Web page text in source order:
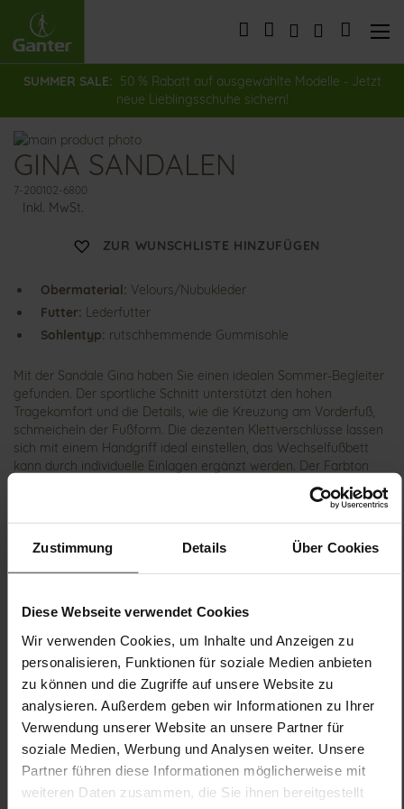
Zustimmung Details Über Cookies
Diese Webseite verwendet Cookies
Wir verwenden Cookies, um Inhalte und Anzeigen zu
personalisieren, Funktionen für soziale Medien anbieten
zu können und die Zugriffe auf unsere Website zu
analysieren. Außerdem geben wir Informationen zu Ihrer
Verwendung unserer Website an unsere Partner für
soziale Medien, Werbung und Analysen weiter. Unsere
Partner führen diese Informationen möglicherweise mit
weiteren Daten zusammen, die Sie ihnen bereitgestellt
Direkt
zum
Inhalt
Mein
SUMMER SALE: 50 % Rabatt auf ausgewählte Modelle - Jetzt
neue Lieblingsschuhe sichern!
GINA SANDALEN
7-200102-6800
Inkl. MwSt.
ZUR WUNSCHLISTE HINZUFÜGEN
Obermaterial: Velours/Nubukleder
Futter: Lederfutter
Sohlentyp: rutschhemmende Gummisohle
Mit der Sandale Gina haben Sie einen idealen Sommer-Begleiter
gefunden. Der sportliche Schnitt unterstützt den hohen
Tragekomfort und die Details, wie die Kreuzung am Vorderfuß,
schmeicheln der Fußform. Die dezenten Klettverschlüsse lassen
sich mit einem Handgriff ideal einstellen, das Wechselfußbett
kann durch individuelle Einlagen ergänzt werden. Der Farbton
„Stone“ in Kombination mit dezentem Velour als Obermaterial ist
eine Hommage an die Natürlichkeit und die Lust auf Outdoor-
Aktivitäten, zu denen Sie unsere Gina liebend gern begleitet. Ob
aktiv in der Freizeit oder bequem im Büro, die mit Kalbsleder
gefütterte Sandale passt zu vielen Anlässen und fühlt sich dabei
wunderbar soft an.
Mehr
Informationen
rutschhemmende Gummisohle
Lederfutter
Made in Europe, Futter / Decksohle
(vegetabil / chromfrei), Obermaterial (LEATHER WORKING
GROUP Gold / LEATHER WORKING GROUP silber zertifiziert)
Herausnehmbares Korkfußbett/Kork-Latex mit
Zum
Ende
der
Bildergalerie
springen
Zum
Anfang
der
Bildergalerie